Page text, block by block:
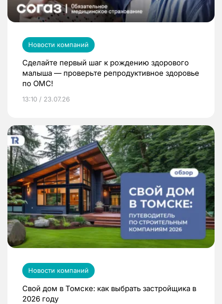
Новости компаний
Сделайте первый шаг к рождению здорового
малыша — проверьте репродуктивное здоровье
по ОМС!
13:10 / 23.07.26
Новости компаний
Свой дом в Томске: как выбрать застройщика в
2026 году